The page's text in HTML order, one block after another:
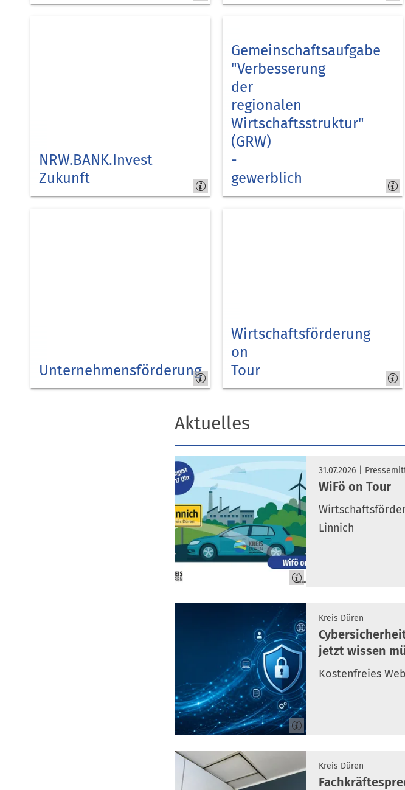
NRW.BANK.Invest
Zukunft
Gemeinschaftsaufgabe
"Verbesserung
der
regionalen
Wirtschaftsstruktur"
(GRW)
-
gewerblich
Unternehmensförderung
Wirtschaftsförderung
on
Tour
Aktuelles
31.07.2026
WiFö on Tour
Linnich
Kreis Düren
jetzt wissen
Kostenfreies
Kreis Düren